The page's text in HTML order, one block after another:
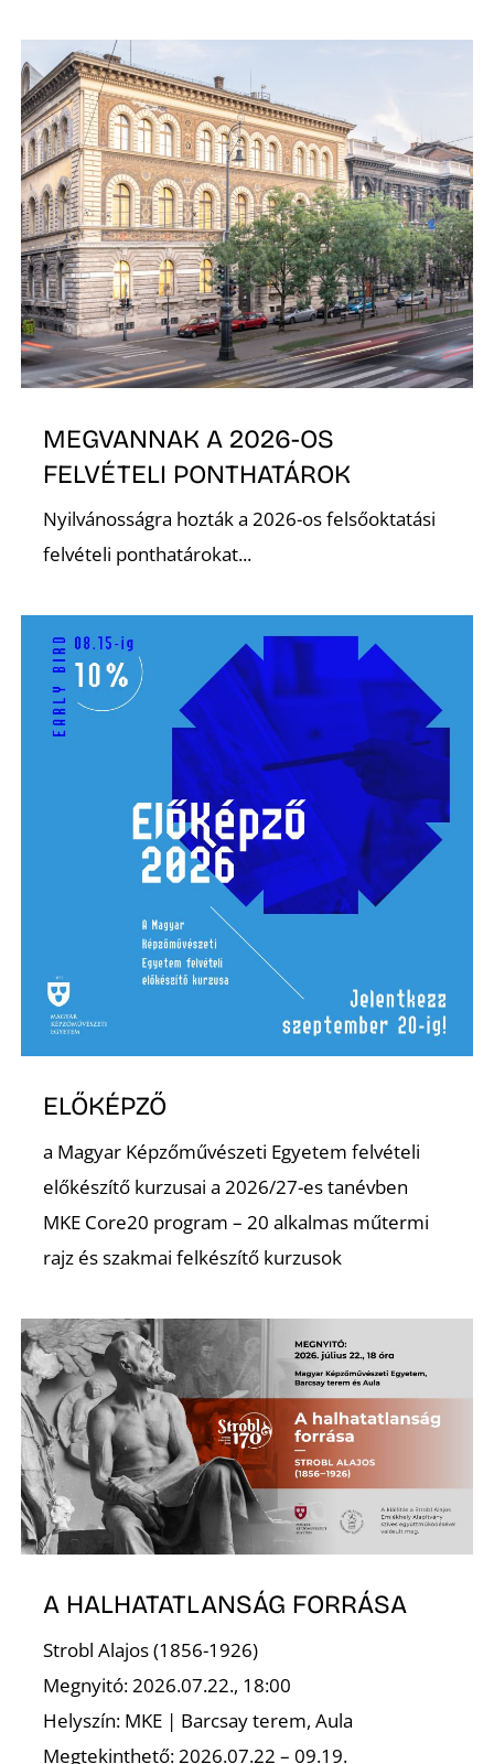
MEGVANNAK A 2026-OS
FELVÉTELI PONTHATÁROK
Nyilvánosságra hozták a 2026-os felsőoktatási
felvételi ponthatárokat...
ELŐKÉPZŐ
a Magyar Képzőművészeti Egyetem felvételi
előkészítő kurzusai a 2026/27-es tanévben
MKE Core20 program – 20 alkalmas műtermi
rajz és szakmai felkészítő kurzusok
A HALHATATLANSÁG FORRÁSA
Strobl Alajos (1856-1926)
Megnyitó: 2026.07.22., 18:00
Helyszín: MKE | Barcsay terem, Aula
Megtekinthető: 2026.07.22 – 09.19.